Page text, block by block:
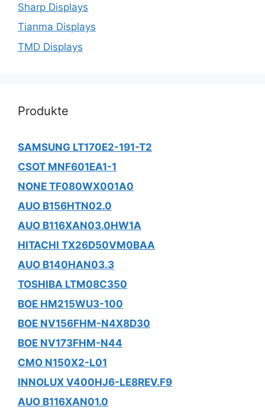
Sharp Displays
Tianma Displays
TMD Displays
Produkte
SAMSUNG LT170E2-191-T2
CSOT MNF601EA1-1
NONE TF080WX001A0
AUO B156HTN02.0
AUO B116XAN03.0HW1A
HITACHI TX26D50VM0BAA
AUO B140HAN03.3
TOSHIBA LTM08C350
BOE HM215WU3-100
BOE NV156FHM-N4X8D30
BOE NV173FHM-N44
CMO N150X2-L01
INNOLUX V400HJ6-LE8REV.F9
AUO B116XAN01.0